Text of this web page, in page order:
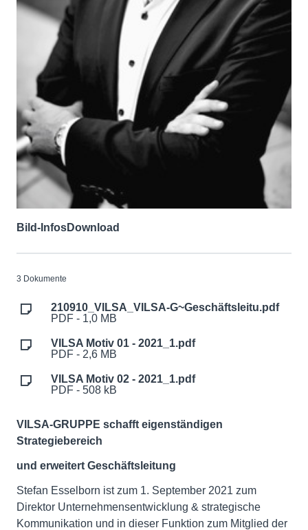
Bild-InfosDownload
3 Dokumente
210910_VILSA_VILSA-G~Geschäftsleitu.pdf
PDF - 1,0 MB
VILSA Motiv 01 - 2021_1.pdf
PDF - 2,6 MB
VILSA Motiv 02 - 2021_1.pdf
PDF - 508 kB
VILSA-GRUPPE schafft eigenständigen
Strategiebereich
und erweitert Geschäftsleitung
Stefan Esselborn ist zum 1. September 2021 zum
Direktor Unternehmensentwicklung & strategische
Kommunikation und in dieser Funktion zum Mitglied der